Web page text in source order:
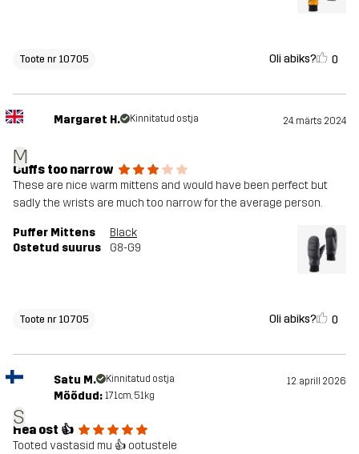
Toote nr 10705 Oli abiks? 0
M
Margaret H. Kinnitatud ostja 24. märts 2024
Cuffs too narrow
These are nice warm mittens and would have been perfect but
sadly the wrists are much too narrow for the average person.
Puffer Mittens
Black
Ostetud suurus
G8-G9
Toote nr 10705 Oli abiks? 0
S
Satu M. Kinnitatud ostja 12. aprill 2026
Mõõdud: 171cm, 51kg
Hea ost 👍
Tooted vastasid mu 👍 ootustele